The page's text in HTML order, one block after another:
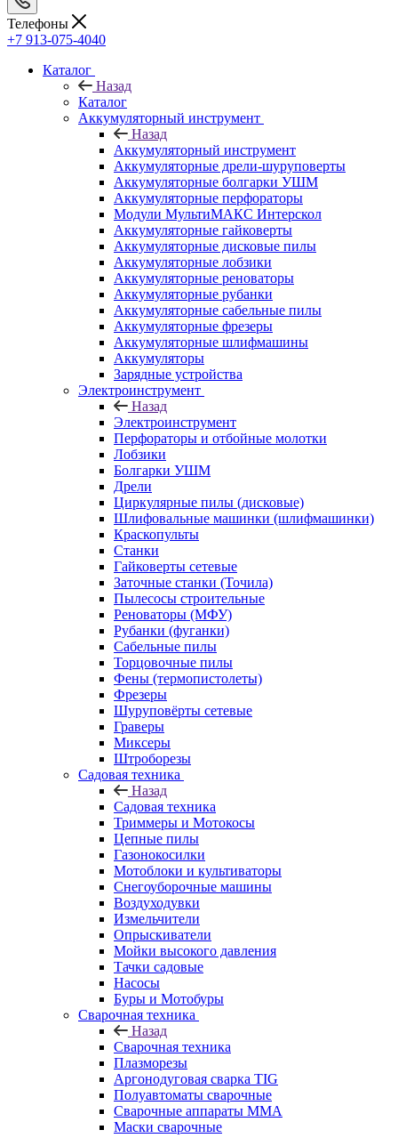
Телефоны
+7 913-075-4040
Каталог
Назад
Каталог
Аккумуляторный инструмент
Назад
Аккумуляторный инструмент
Аккумуляторные дрели-шуруповерты
Аккумуляторные болгарки УШМ
Аккумуляторные перфораторы
Модули МультиМАКС Интерскол
Аккумуляторные гайковерты
Аккумуляторные дисковые пилы
Аккумуляторные лобзики
Аккумуляторные реноваторы
Аккумуляторные рубанки
Аккумуляторные сабельные пилы
Аккумуляторные фрезеры
Аккумуляторные шлифмашины
Аккумуляторы
Зарядные устройства
Электроинструмент
Назад
Электроинструмент
Перфораторы и отбойные молотки
Лобзики
Болгарки УШМ
Дрели
Циркулярные пилы (дисковые)
Шлифовальные машинки (шлифмашинки)
Краскопульты
Станки
Гайковерты сетевые
Заточные станки (Точила)
Пылесосы строительные
Реноваторы (МФУ)
Рубанки (фуганки)
Сабельные пилы
Торцовочные пилы
Фены (термопистолеты)
Фрезеры
Шуруповёрты сетевые
Граверы
Миксеры
Штроборезы
Садовая техника
Назад
Садовая техника
Триммеры и Мотокосы
Цепные пилы
Газонокосилки
Мотоблоки и культиваторы
Снегоуборочные машины
Воздуходувки
Измельчители
Опрыскиватели
Мойки высокого давления
Тачки садовые
Насосы
Буры и Мотобуры
Сварочная техника
Назад
Сварочная техника
Плазморезы
Аргонодуговая сварка TIG
Полуавтоматы сварочные
Сварочные аппараты ММА
Маски сварочные